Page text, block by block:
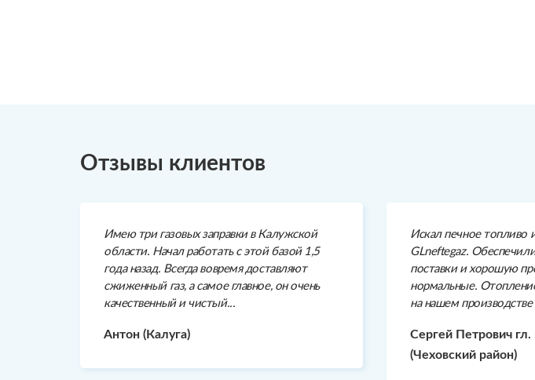
Отзывы клиентов
Имею три газовых заправки в Калужской
области. Начал работать с этой базой 1,5
года назад. Всегда вовремя доставляют
сжиженный газ, а самое главное, он очень
качественный и чистый...
Антон (Калуга)
Искал печное топливо
GLneftegaz.
поставки и хорошую
нормальные.
на нашем производстве
Сергей Петрович
(Чеховский район)